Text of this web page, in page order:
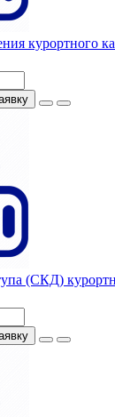
курортного
(СКД)